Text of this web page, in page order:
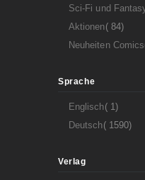
Sci-Fi und
Aktionen 84Artikel
Neuheiten Comics
Sprache
Englisch 1 Artikel
Deutsch 1590
Verlag